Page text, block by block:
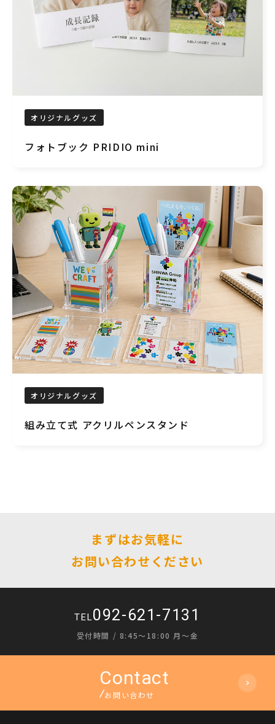
オリジナルグッズ
フォトブック PRIDIO mini
オリジナルグッズ
組み立て式 アクリルペンスタンド
まずはお気軽に
お問い合わせください
TEL092-621-7131
受付時間 / 8:45〜18:00 月〜金
お問い合わせ